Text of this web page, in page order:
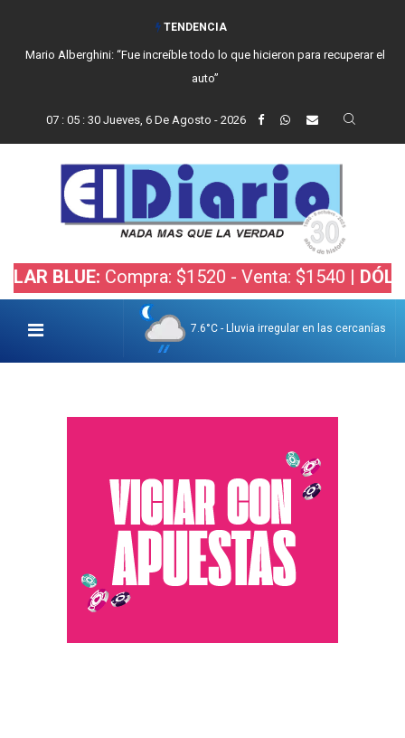
TENDENCIA
Mario Alberghini: “Fue increíble todo lo que hicieron para recuperar el
auto”
07: 05: 31 Jueves, 6 De Agosto - 2026
Compra: $1520 - Venta: $1540 |DÓLAR
7.6°C - Lluvia irregular en las cercanías